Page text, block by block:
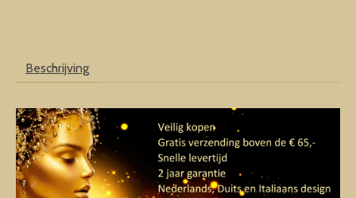
Beschrijving